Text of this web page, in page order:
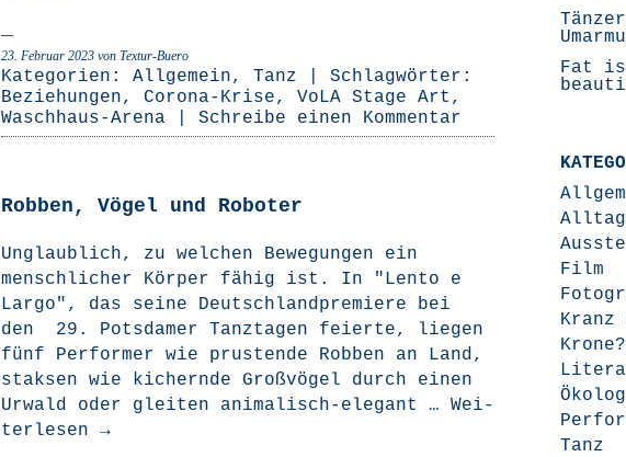
23. Februar 2023 von Textur-Buero
Kategorien: Allgemein, Tanz | Schlagwörter:
Beziehungen, Corona-Krise, VoLA Stage Art ,
Waschhaus-Arena
Schreibe einen Kommentar
Robben, Vögel und Roboter
Unglaub­lich, zu wel­chen Bewe­gun­gen ein
mensch­li­cher Kör­per fähig ist. In "Len­to e
Lar­go", das sei­ne Deutsch­land­pre­mie­re bei
den 29. Pots­da­mer Tanz­ta­gen fei­er­te, lie­gen
fünf Per­for­mer wie prus­ten­de Rob­ben an Land,
stak­sen wie kichern­de Groß­vö­gel durch einen
Urwald oder glei­ten ani­­ma­­lisch-ele­­gant … Wei­
ter­le­sen →
Fat is
Film
Kranz
Krone?
Tanz